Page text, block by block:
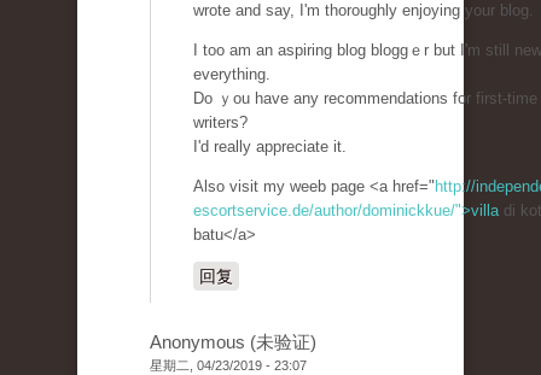
wrote and say, I'm thоroughly enjoying your blog.
I too am an aspiring blog bloggｅr but I'm still
everything.
Do ｙou have any recommendations for first-time
writers?
I'd really appreciate it.
Also visit my weeb page <a href=" http://
escortservice.de/author/dominickkue/">villadi
batu</a>
回复
Anonymous (未验证)
星期二, 04/23/2019 - 23:07